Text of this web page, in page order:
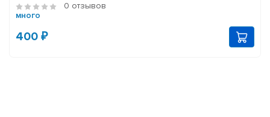
0 отзывов
много
400 ₽